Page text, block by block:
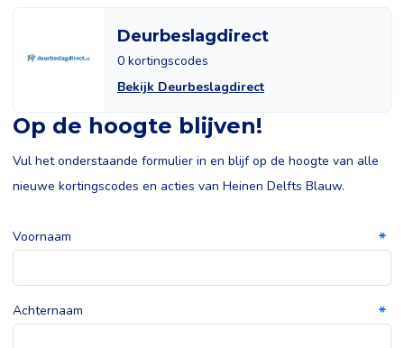
Deurbeslagdirect
0 kortingscodes
Bekijk Deurbeslagdirect
Op de hoogte blijven!
Vul het onderstaande formulier in en blijf op de hoogte van alle
nieuwe kortingscodes en acties van Heinen Delfts Blauw.
Voornaam
Achternaam